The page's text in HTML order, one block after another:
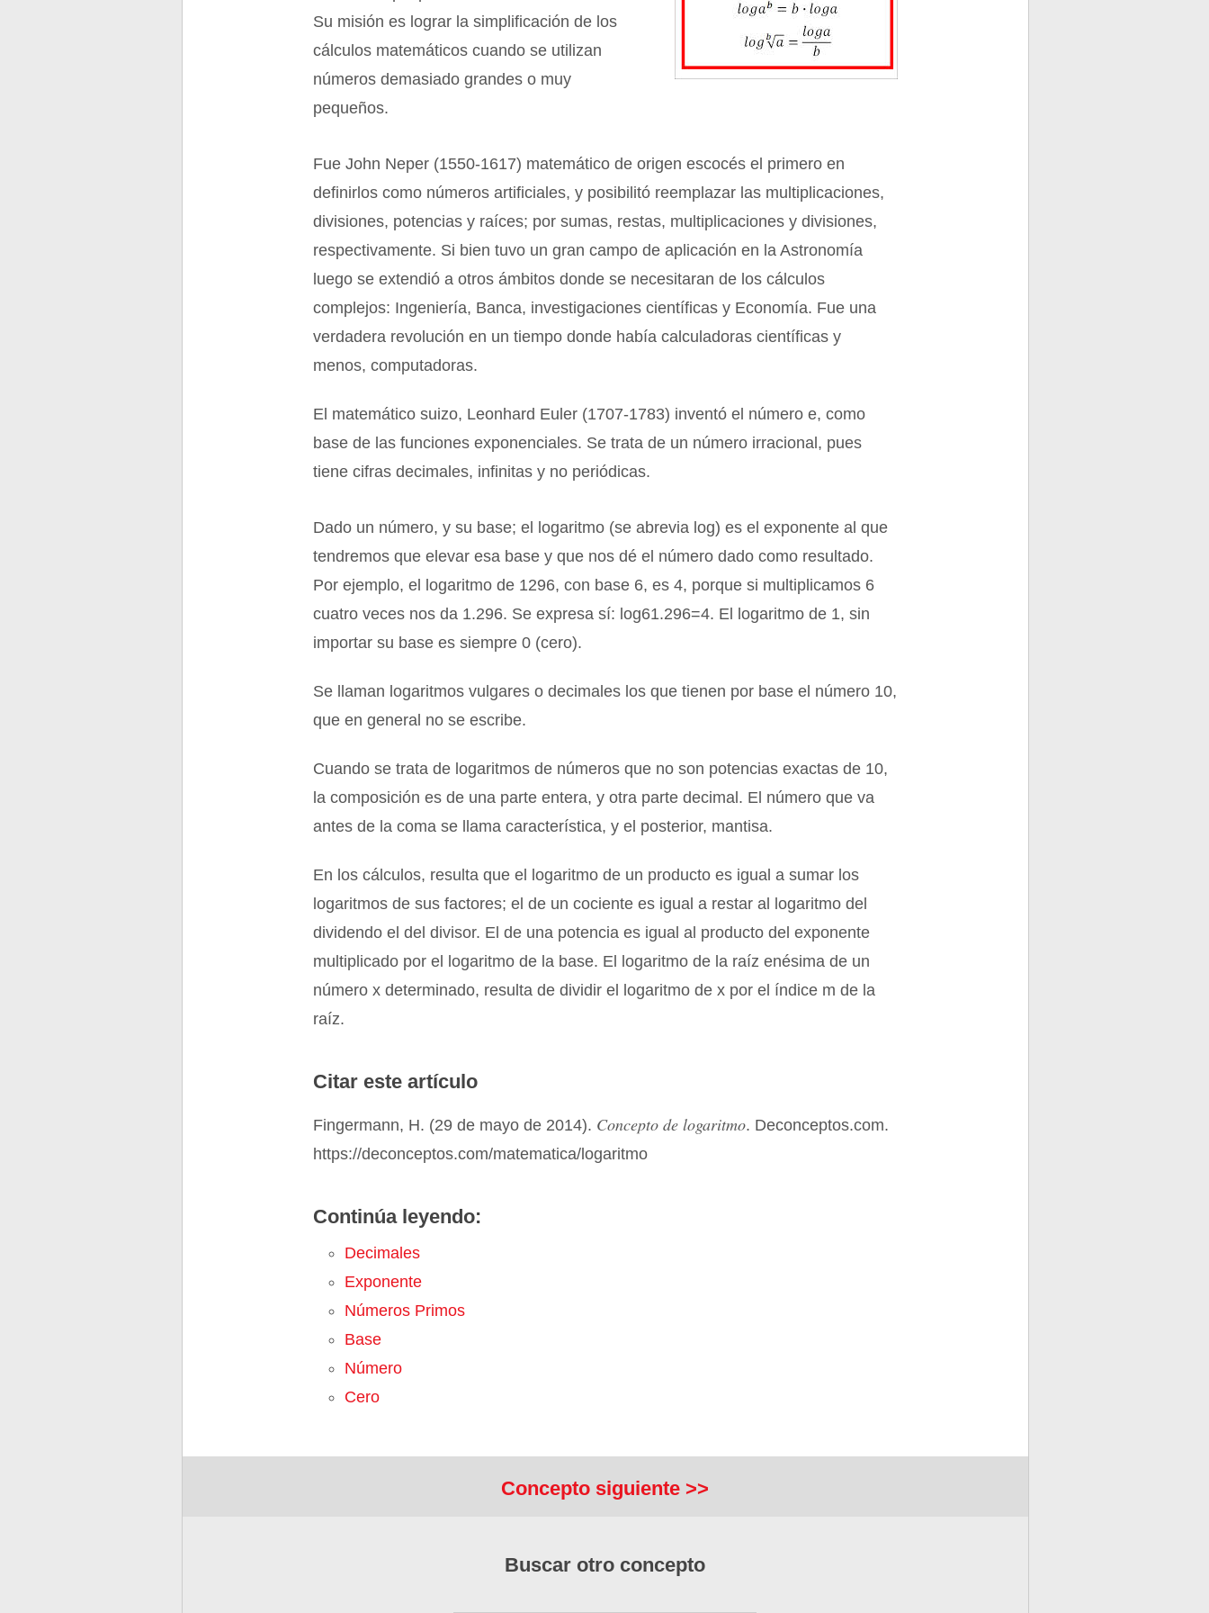
Su misión es lograr la simplificación de los
cálculos matemáticos cuando se utilizan
números demasiado grandes o muy
pequeños.
Fue John Neper (1550-1617) matemático de origen escocés el primero en
definirlos como números artificiales, y posibilitó reemplazar las multiplicaciones,
divisiones, potencias y raíces; por sumas, restas, multiplicaciones y divisiones,
respectivamente. Si bien tuvo un gran campo de aplicación en la Astronomía
luego se extendió a otros ámbitos donde se necesitaran de los cálculos
complejos: Ingeniería, Banca, investigaciones científicas y Economía. Fue una
verdadera revolución en un tiempo donde había calculadoras científicas y
menos, computadoras.
El matemático suizo, Leonhard Euler (1707-1783) inventó el número e, como
base de las funciones exponenciales. Se trata de un número irracional, pues
tiene cifras decimales, infinitas y no periódicas.
Dado un número, y su base; el logaritmo (se abrevia log) es el exponente al que
tendremos que elevar esa base y que nos dé el número dado como resultado.
Por ejemplo, el logaritmo de 1296, con base 6, es 4, porque si multiplicamos 6
cuatro veces nos da 1.296. Se expresa sí: log61.296=4. El logaritmo de 1, sin
importar su base es siempre 0 (cero).
Se llaman logaritmos vulgares o decimales los que tienen por base el número 10,
que en general no se escribe.
Cuando se trata de logaritmos de números que no son potencias exactas de 10,
la composición es de una parte entera, y otra parte decimal. El número que va
antes de la coma se llama característica, y el posterior, mantisa.
En los cálculos, resulta que el logaritmo de un producto es igual a sumar los
logaritmos de sus factores; el de un cociente es igual a restar al logaritmo del
dividendo el del divisor. El de una potencia es igual al producto del exponente
multiplicado por el logaritmo de la base. El logaritmo de la raíz enésima de un
número x determinado, resulta de dividir el logaritmo de x por el índice m de la
raíz.
Citar este artículo
Fingermann, H. (29 de mayo de 2014). Concepto de logaritmo. Deconceptos.com.
https://deconceptos.com/matematica/logaritmo
Continúa leyendo:
Decimales
Exponente
Números Primos
Base
Número
Cero
Concepto siguiente >>
Buscar otro concepto